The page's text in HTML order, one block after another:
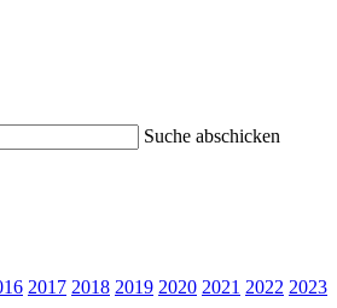
Suche abschicken
2017 2018 2019 2020 2021 2022 2023